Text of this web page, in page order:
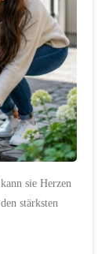
sie Herzen
stärksten